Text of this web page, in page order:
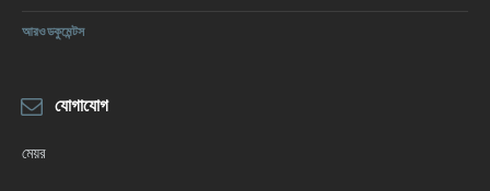
আরও ডকুমেন্টস
যোগাযোগ
মেয়র